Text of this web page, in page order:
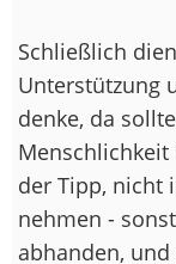
Schließlich
Unterstützung
denke, da
der Tipp, nicht
nehmen -
abhanden, und